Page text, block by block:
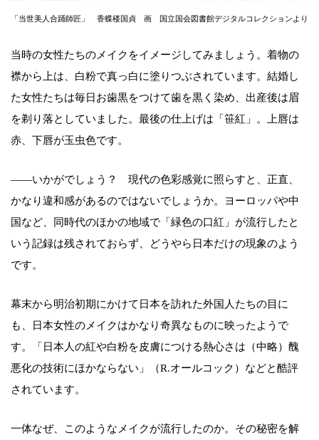
「当世美人合踊師匠」 香蝶楼国貞 画 国立国会図書館デジタルコレクションより
当時の女性たちのメイクをイメージしてみましょう。着物の
襟から上は、白粉で真っ白に塗りつぶされています。結婚し
た女性たちは毎日お歯黒をつけて歯を黒く染め、出産後は眉
を剃り落としていました。最後の仕上げは「笹紅」。上唇は
赤、下唇が玉虫色です。
――いかがでしょう？ 現代の色彩感覚に照らすと、正直、
かなり違和感があるのではないでしょうか。ヨーロッパや中
国など、同時代のほかの地域で「緑色の口紅」が流行したと
いう記録は残されておらず、どうやら日本だけの現象のよう
です。
幕末から明治初期にかけて日本を訪れた外国人たちの目に
も、日本女性のメイクはかなり奇異なものに映ったようで
す。「日本人の紅や白粉を皮膚につける熱心さは（中略）醜
悪化の技術にほかならない」（R.オールコック）などと酷評
されています。
一体なぜ、このようなメイクが流行したのか。その秘密を解